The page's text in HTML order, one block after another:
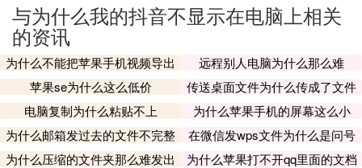
与为什么我的抖音不显示在电脑上相关
的资讯
为什么不能把苹果手机视频导出
远程别人电脑为什么那么难
苹果se为什么这么低价
传送桌面文件为什么传成了文件
夹
电脑复制为什么粘贴不上
为什么苹果手机的屏幕这么小
为什么邮箱发过去的文件不完整
呢
在微信发wps文件为什么是问号
为什么压缩的文件夹那么难发出
为什么苹果打不开qq里面的文档